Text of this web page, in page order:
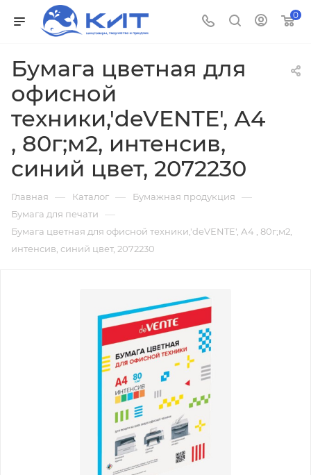
0
Бумага цветная для
офисной
техники,'deVENTE', А4
, 80г;м2, интенсив,
синий цвет, 2072230
Главная — Каталог — Бумажная продукция —
Бумага для печати —
Бумага цветная для офисной техники,'deVENTE', А4 , 80г;м2,
интенсив, синий цвет, 2072230